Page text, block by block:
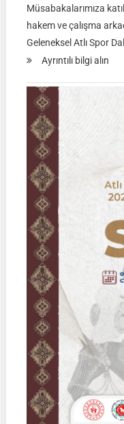
Müsabakalarımıza
hakem ve çalışma
Geleneksel Atlı Spor
Ayrıntılı bilgi alın:
02
|
|